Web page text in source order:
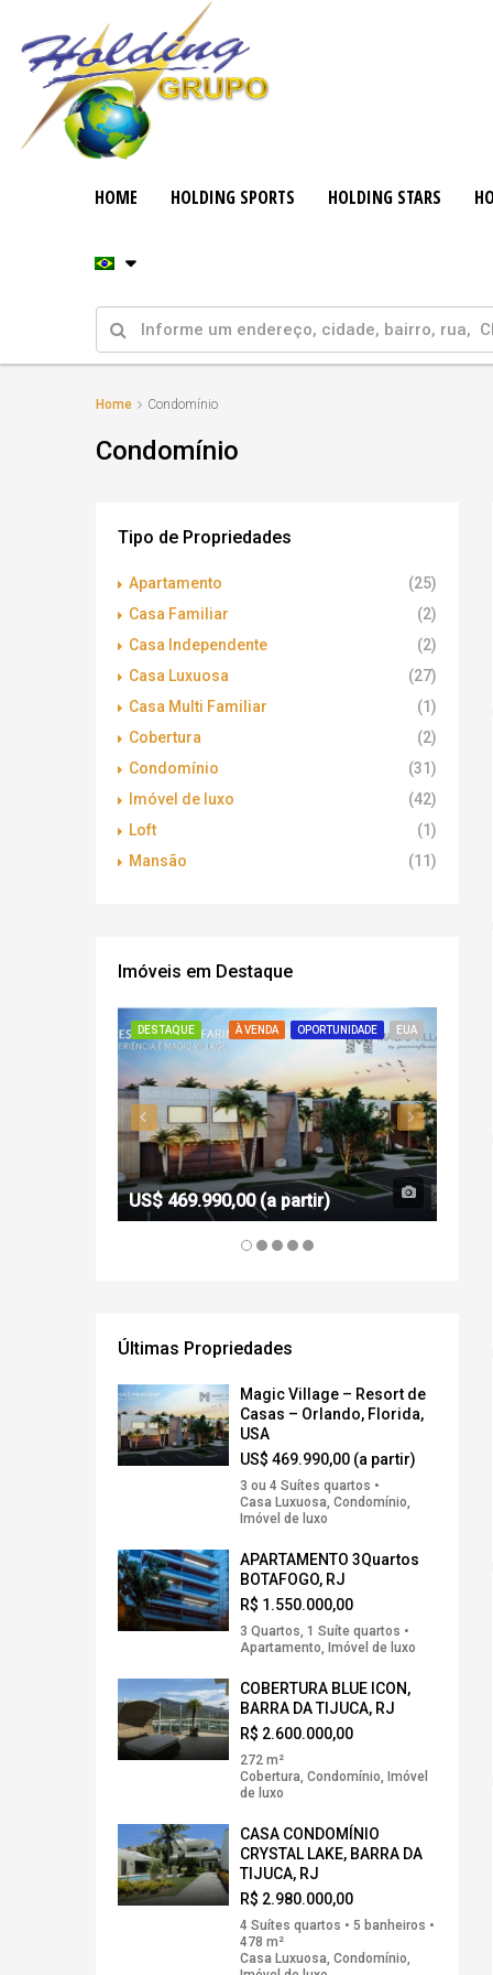
HOME HOLDING SPORTS HOLDING STARS
Home Condomínio
Condomínio
Tipo de Propriedades
Apartamento
(25)
Casa Familiar
(2)
Casa Independente
(2)
Casa Luxuosa
(27)
Casa Multi Familiar
(1)
Cobertura
(2)
Condomínio
(31)
Imóvel de luxo
(42)
Loft
(1)
Mansão
(11)
Imóveis em Destaque
DESTAQUE À VENDA OPORTUNIDADE EUA
US$ 469.990,00 (a partir) R$
Últimas Propriedades
Magic Village – Resort de
Casas – Orlando, Florida,
USA
US$ 469.990,00 (a partir)
3 ou 4 Suítes quartos •
Casa Luxuosa, Condomínio,
Imóvel de luxo
APARTAMENTO 3Quartos
BOTAFOGO, RJ
R$ 1.550.000,00
3 Quartos, 1 Suíte quartos •
Apartamento, Imóvel de luxo
COBERTURA BLUE ICON,
BARRA DA TIJUCA, RJ
R$ 2.600.000,00
272 m²
Cobertura, Condomínio, Imóvel
de luxo
CASA CONDOMÍNIO
CRYSTAL LAKE, BARRA DA
TIJUCA, RJ
R$ 2.980.000,00
4 Suítes quartos • 5 banheiros •
478 m²
Casa Luxuosa, Condomínio,